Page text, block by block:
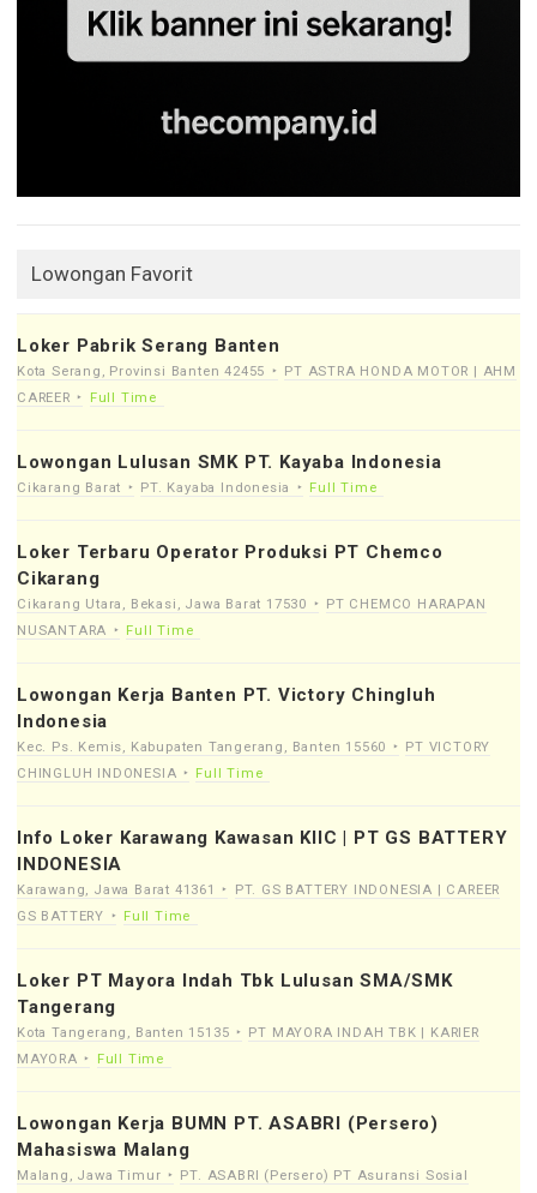
Lowongan Favorit
Loker Pabrik Serang Banten
Kota Serang, Provinsi Banten 42455
PT ASTRA HONDA MOTOR | AHM
CAREER
Full Time
Lowongan Lulusan SMK PT. Kayaba Indonesia
Cikarang Barat PT. Kayaba Indonesia Full Time
Loker Terbaru Operator Produksi PT Chemco
Cikarang
Cikarang Utara, Bekasi, Jawa Barat 17530
PT CHEMCO HARAPAN
NUSANTARA
Full Time
Lowongan Kerja Banten PT. Victory Chingluh
Indonesia
Kec. Ps. Kemis, Kabupaten Tangerang, Banten 15560
PT VICTORY
CHINGLUH INDONESIA
Full Time
Info Loker Karawang Kawasan KIIC | PT GS BATTERY
INDONESIA
Karawang, Jawa Barat 41361
PT. GS BATTERY INDONESIA | CAREER
GS BATTERY
Full Time
Loker PT Mayora Indah Tbk Lulusan SMA/SMK
Tangerang
Kota Tangerang, Banten 15135
PT MAYORA INDAH TBK | KARIER
MAYORA
Full Time
Lowongan Kerja BUMN PT. ASABRI (Persero)
Mahasiswa Malang
Malang, Jawa Timur
PT. ASABRI (Persero) PT Asuransi Sosial